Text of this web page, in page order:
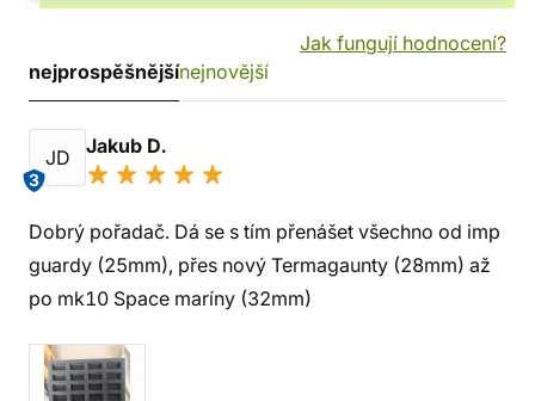
Jak fungují hodnocení?
nejprospěšnějšínejnovější
JD
3
Jakub D.
Dobrý pořadač. Dá se s tím přenášet všechno od imp
guardy (25mm), přes nový Termagaunty (28mm) až
po mk10 Space maríny (32mm)